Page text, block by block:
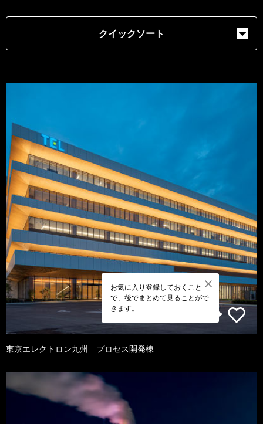
クイックソート
お気に入り登録しておくこと
で、後でまとめて見ることがで
きます。
東京エレクトロン九州 プロセス開発棟